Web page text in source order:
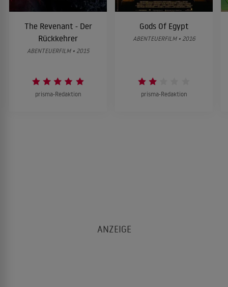
The Revenant - Der
Rückkehrer
ABENTEUERFILM • 2015
prisma-Redaktion
Gods Of Egypt
ABENTEUERFILM • 2016
prisma-Redaktion